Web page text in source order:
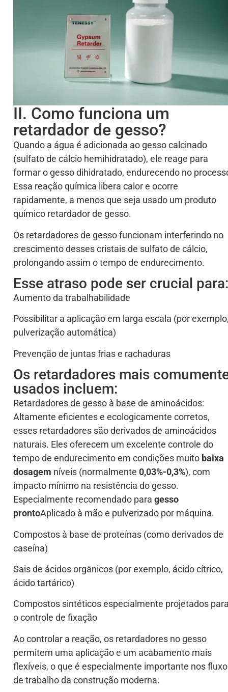
II. Como funciona um
retardador de gesso?
Quando a água é adicionada ao gesso calcinado
(sulfato de cálcio hemihidratado), ele reage para
formar o gesso dihidratado, endurecendo no
Essa reação química libera calor e ocorre
rapidamente, a menos que seja usado um produto
químico retardador de gesso.
Os retardadores de gesso funcionam interferindo no
crescimento desses cristais de sulfato de cálcio,
prolongando assim o tempo de endurecimento.
Esse atraso pode ser crucial para:
Aumento da trabalhabilidade
Possibilitar a aplicação em larga escala (por
pulverização automática)
Prevenção de juntas frias e rachaduras
Os retardadores mais
usados incluem:
Retardadores de gesso à base de aminoácidos:
Altamente eficientes e ecologicamente corretos,
esses retardadores são derivados de aminoácidos
naturais. Eles oferecem um excelente controle do
tempo de endurecimento em condições muito baixa
dosagem níveis (normalmente 0,03%-0,3%), com
impacto mínimo na resistência do gesso.
Especialmente recomendado para gesso
prontoAplicado à mão e pulverizado por máquina.
Compostos à base de proteínas (como derivados de
caseína)
Sais de ácidos orgânicos (por exemplo, ácido cítrico,
ácido tartárico)
Compostos sintéticos especialmente projetados
o controle de fixação
Ao controlar a reação, os retardadores no gesso
permitem uma aplicação e um acabamento mais
flexíveis, o que é especialmente importante nos
de trabalho da construção moderna.